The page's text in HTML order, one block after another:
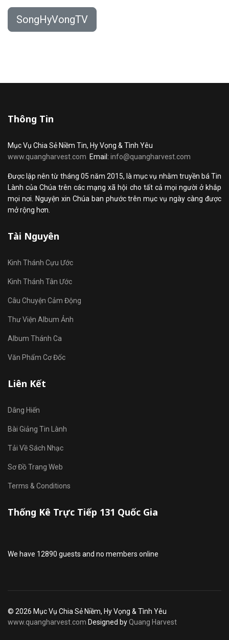
SongHyVongTV
Thông Tin
Mục Vụ Chia Sẻ Niềm Tin, Hy Vọng & Tình Yêu
www.quangharvest.com Email: info@quangharvest.com
Được lập nên từ tháng 05 năm 2015, là mục vụ nhằm truyền bá Tin
Lành của Chúa trên các mạng xã hội cho tất cả mọi người ở khắp
mọi nơi. Nguyện xin Chúa ban phước trên mục vụ ngày càng được
mở rộng hơn.
Tài Nguyên
Kinh Thánh Cựu Ước
Kinh Thánh Tân Ước
Câu Chuyện Cảm Động
Thư Viện Album Ảnh
Album Thánh Ca
Văn Phẩm Cơ Đốc
Liên Kết
Dâng Hiến
Bài Giảng Tin Lành
Tải Về Sách Nhạc
Sơ Đồ Trang Web
Terms & Conditions
Thống Kê Trực Tiếp 131 Quốc Gia
We have 12890 guests and no members online
© 2026 Mục Vụ Chia Sẻ Niềm, Hy Vọng & Tình Yêu
www.quangharvest.com Designed byQuang Harvest